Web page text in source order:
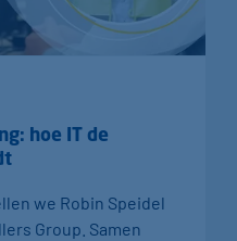
hoe IT de
we Robin Speidel
Group. Samen